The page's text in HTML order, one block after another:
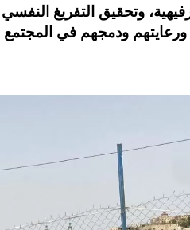
وتحقيق التفريغ